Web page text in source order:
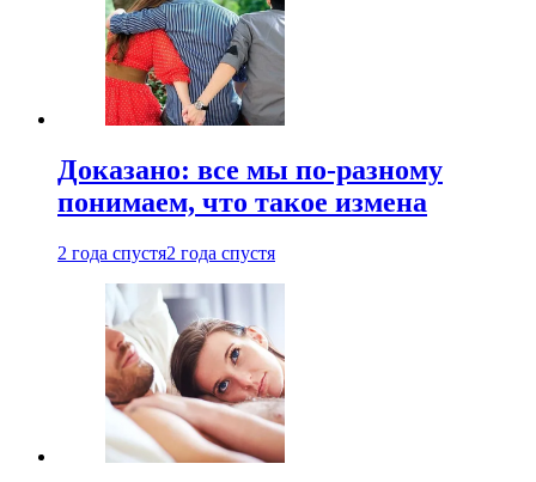
Доказано: все мы по-разному
понимаем, что такое измена
2 года спустя2 года спустя